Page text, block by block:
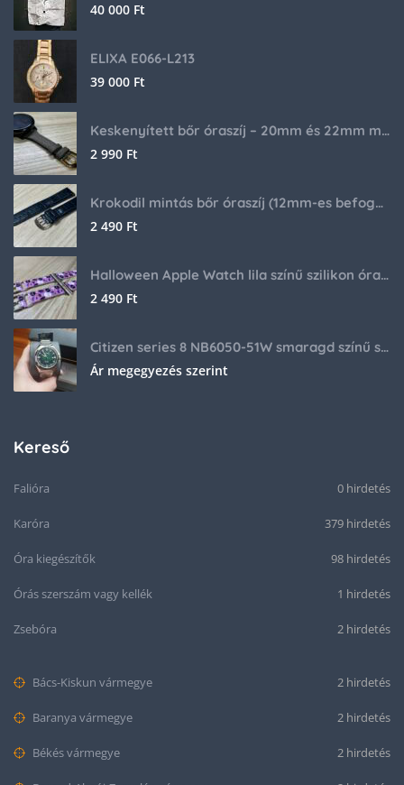
40 000 Ft
ELIXA E066-L213
39 000 Ft
Keskenyített bőr óraszíj – 20mm és 22mm méretben
2 990 Ft
Krokodil mintás bőr óraszíj (12mm-es befogóval rendelkező órához)
2 490 Ft
Halloween Apple Watch lila színű szilikon óraszíj
2 490 Ft
Citizen series 8 NB6050-51W smaragd színű számlappal
Ár megegyezés szerint
Kereső
Falióra 0 hirdetés
Karóra 379 hirdetés
Óra kiegészítők 98 hirdetés
Órás szerszám vagy kellék 1 hirdetés
Zsebóra 2 hirdetés
Bács-Kiskun vármegye 2 hirdetés
Baranya vármegye 2 hirdetés
Békés vármegye 2 hirdetés